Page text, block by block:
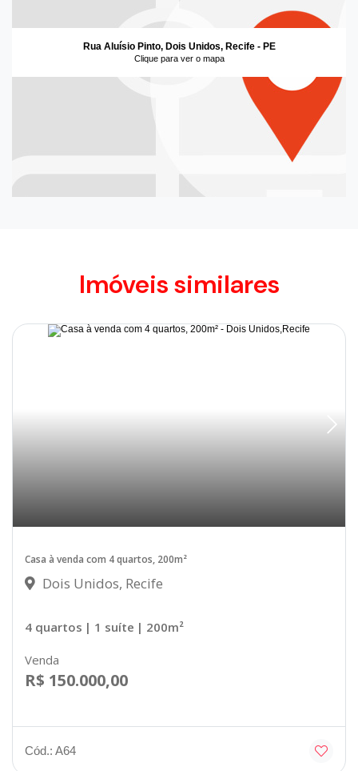
Rua Aluísio Pinto, Dois Unidos, Recife - PE
Clique para ver o mapa
Imóveis similares
Casa à venda com 4 quartos, 200m²
Dois Unidos, Recife
4 quartos | 1 suíte | 200m²
Venda
R$ 150.000,00
Cód.: A64